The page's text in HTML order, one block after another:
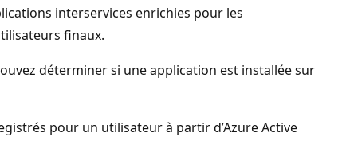
interservices enrichies pour les
finaux.
déterminer si une application est installée sur
pour un utilisateur à partir d’Azure Active